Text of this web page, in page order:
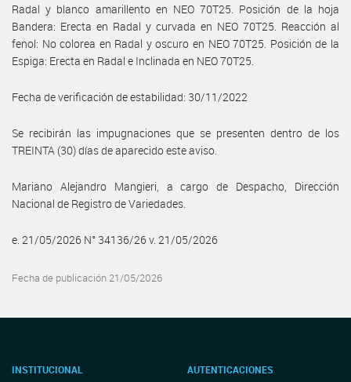
Radal y blanco amarillento en NEO 70T25. Posición de la hoja
Bandera: Erecta en Radal y curvada en NEO 70T25. Reacción al
fenol: No colorea en Radal y oscuro en NEO 70T25. Posición de la
Espiga: Erecta en Radal e Inclinada en NEO 70T25.
Fecha de verificación de estabilidad: 30/11/2022
Se recibirán las impugnaciones que se presenten dentro de los
TREINTA (30) días de aparecido este aviso.
Mariano Alejandro Mangieri, a cargo de Despacho, Dirección
Nacional de Registro de Variedades.
e. 21/05/2026 N° 34136/26 v. 21/05/2026
Fecha de publicación 21/05/2026
INSTITUCIONAL AUTENTICACIONES